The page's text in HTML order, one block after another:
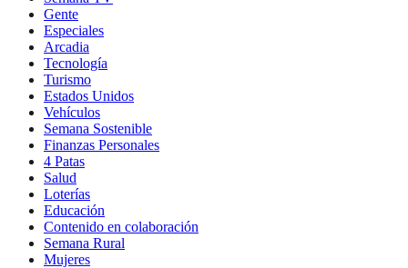
Gente
Especiales
Arcadia
Tecnología
Turismo
Estados Unidos
Vehículos
Semana Sostenible
Finanzas Personales
4 Patas
Salud
Loterías
Educación
Contenido en colaboración
Semana Rural
Mujeres